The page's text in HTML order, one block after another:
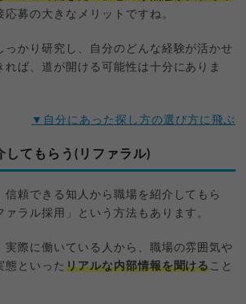
応募の大きなメリットですね。
っかり研究し、自分のどんな経験が活かせ
れば、道が開ける可能性は十分にありま
▼自分にあった探し方の選び方に飛ぶ
してもらう(リファラル)
信頼できる知人から職場を紹介してもら
ァラル採用」という方法もあります。
実際に働いている人から、職場の雰囲気や
態といった リアルな内部情報を聞けること